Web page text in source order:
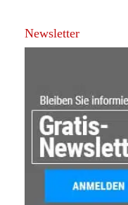
Newsletter